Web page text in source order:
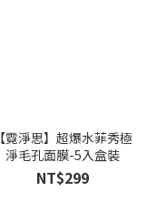
【霓淨思】超爆水菲秀極
淨毛孔面膜-5入盒裝
NT$299